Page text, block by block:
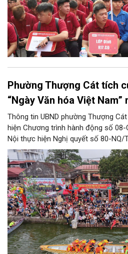
Phường Thượng Cát tích
“Ngày Văn hóa Việt Nam”
Thông tin UBND phường Thượng
hiện Chương trình hành động số 08-
Nội thực hiện Nghị quyết số 80-NQ/
triển Văn hóa Việt Nam; Kế hoạch
phường Thượng Cát tổ chức nhiều
11/2026 hưởng ứng “Ngày Văn hóa
địa bàn.